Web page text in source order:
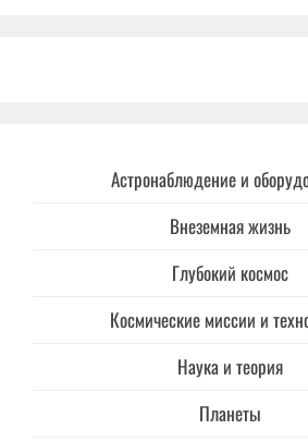
Астронаблюдение и
Внеземная жизнь
Глубокий космос
Космические миссии и
Наука и теория
Планеты